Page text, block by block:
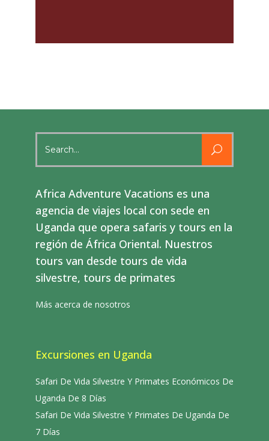
for:
Africa Adventure Vacations es una
agencia de viajes local con sede en
Uganda que opera safaris y tours en la
región de África Oriental. Nuestros
tours van desde tours de vida
silvestre, tours de primates
Más acerca de nosotros
Excursiones en Uganda
Safari De Vida Silvestre Y Primates Económicos De
Uganda De 8 Días
Safari De Vida Silvestre Y Primates De Uganda De
7 Días